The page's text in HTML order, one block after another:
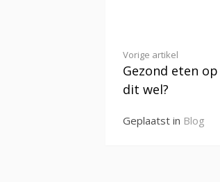
Verder
lezen
Vorige artikel
Gezond eten
dit wel?
Geplaatst in Blog